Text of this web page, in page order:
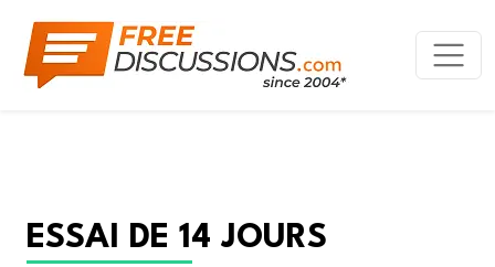
ESSAI DE 14 JOURS